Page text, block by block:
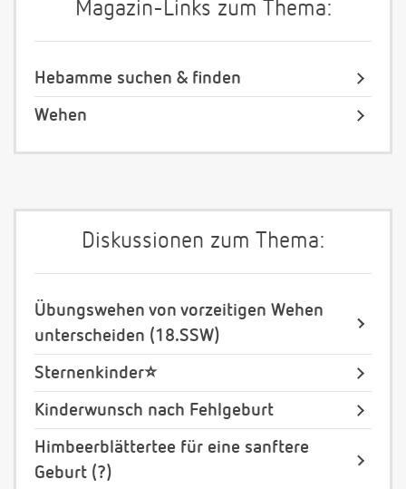
Magazin-Links zum Thema:
Hebamme suchen & finden
Wehen
Diskussionen zum Thema:
Übungswehen von vorzeitigen Wehen
unterscheiden (18.SSW)
Sternenkinder⭐️
Kinderwunsch nach Fehlgeburt
Himbeerblättertee für eine sanftere
Geburt (?)